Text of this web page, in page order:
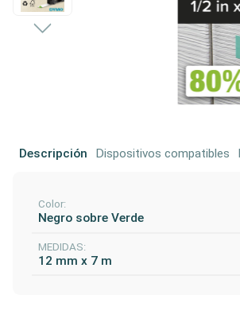
Descripción Dispositivos compatibles
Color:
Negro sobre Verde
MEDIDAS:
12 mm x 7 m